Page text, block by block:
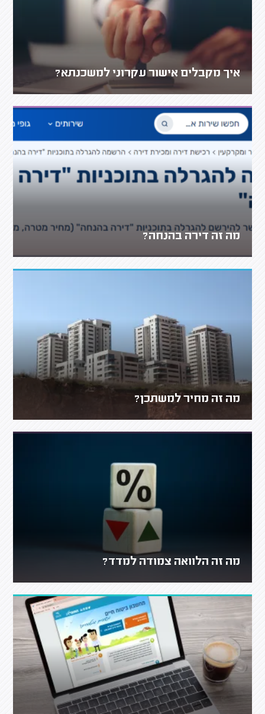
איך מקבלים אישור עקרוני למשכנתא?
מה זה דירה בהנחה?
מה זה מחיר למשתכן?
מה זה הלוואה צמודה למדד?